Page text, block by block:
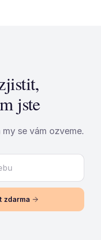
jste
se vám ozveme.
zdarma